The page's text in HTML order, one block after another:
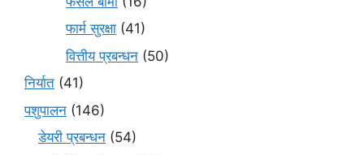
फार्म सुरक्षा (41)
वित्तीय प्रबन्धन (50)
निर्यात (41)
पशुपालन (146)
डेयरी प्रबन्धन (54)